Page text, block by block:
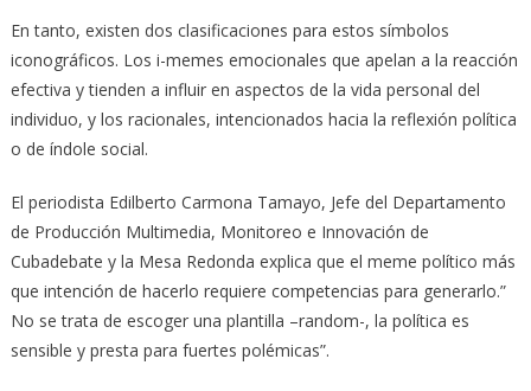
En tanto, existen dos clasificaciones para estos símbolos
iconográficos. Los i-memes emocionales que apelan a la reacción
efectiva y tienden a influir en aspectos de la vida personal del
individuo, y los racionales, intencionados hacia la reflexión política
o de índole social.
El periodista Edilberto Carmona Tamayo, Jefe del Departamento
de Producción Multimedia, Monitoreo e Innovación de
Cubadebate y la Mesa Redonda explica que el meme político más
que intención de hacerlo requiere competencias para generarlo.”
No se trata de escoger una plantilla –random-, la política es
sensible y presta para fuertes polémicas”.